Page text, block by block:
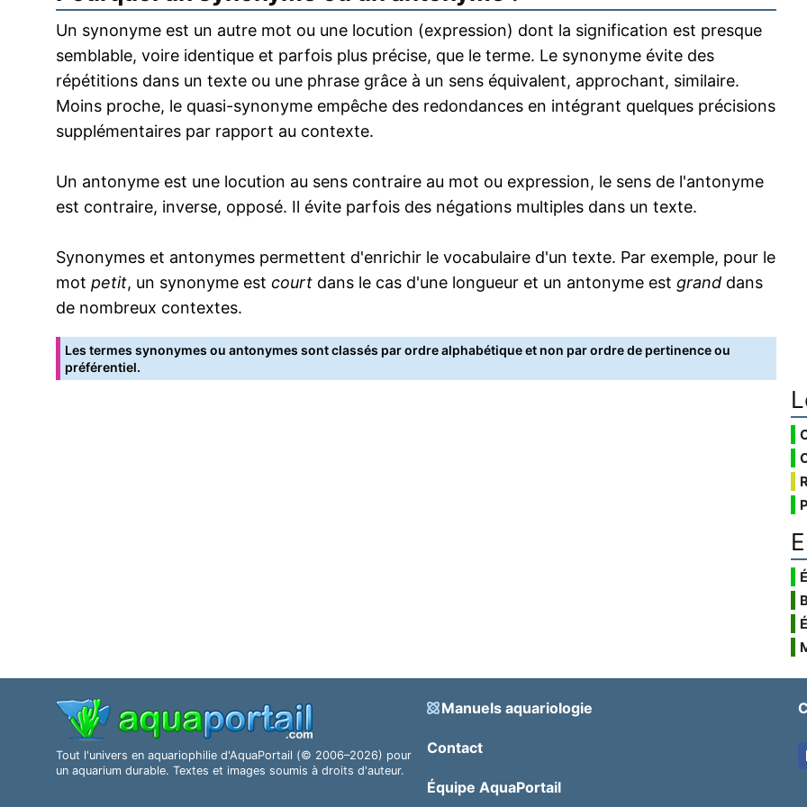
Un synonyme est un autre mot ou une locution (expression) dont la signification est presque
semblable, voire identique et parfois plus précise, que le terme. Le synonyme évite des
répétitions dans un texte ou une phrase grâce à un sens équivalent, approchant, similaire.
Moins proche, le quasi-synonyme empêche des redondances en intégrant quelques précisions
supplémentaires par rapport au contexte.
Un antonyme est une locution au sens contraire au mot ou expression, le sens de l'antonyme
est contraire, inverse, opposé. Il évite parfois des négations multiples dans un texte.
Synonymes et antonymes permettent d'enrichir le vocabulaire d'un texte. Par exemple, pour le
mot petit, un synonyme est court dans le cas d'une longueur et un antonyme est grand dans
de nombreux contextes.
Les termes synonymes ou antonymes sont classés par ordre alphabétique et non par ordre de pertinence ou
préférentiel.
Tout l'univers en aquariophilie d'AquaPortail (© 2006–2026) pour
un aquarium durable. Textes et images soumis à droits d'auteur.
Manuels aquariologie
Contact
Équipe AquaPortail